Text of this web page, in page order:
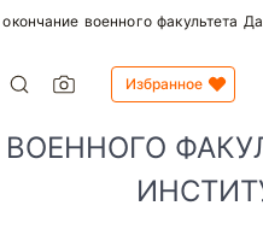
военного факультета
Избранное